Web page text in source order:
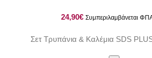
€
Σετ Τρυπάνια & Καλέμια SDS